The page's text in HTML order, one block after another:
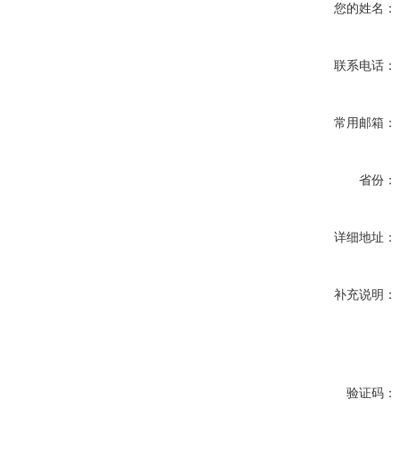
您的姓名：
联系电话：
常用邮箱：
省份：
详细地址：
补充说明：
验证码：